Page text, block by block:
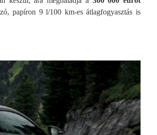
papíron 9 l/100 km-es átlagfogyasztás is